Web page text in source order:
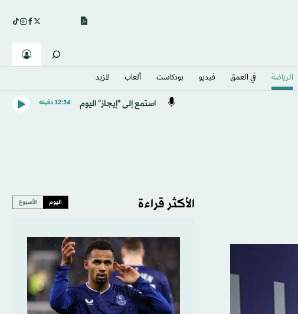
الرياضة في العمق فيديو بودكاست ألعاب المزيد
استمع إلى "إيجاز" اليوم 12:34 دقيقه
الأكثر قراءة اليوم الأسبوع